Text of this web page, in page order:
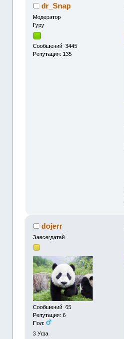
dr_Snap
Модератор
Гуру
Сообщений: 3445
Репутация: 135
dojerr
Завсегдатай
Сообщений: 65
Репутация: 6
Пол:
3 Уфа